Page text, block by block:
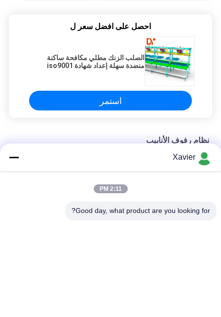
احصل على افضل سعر ل
الصلب الزنك مطلي مكافحة ساكنة
منضدة سهلة إعداد شهادة iso9001
استمر
نظام رفوف الأنابيب
مقعد عمل متحرك مقسم مستدير للمنتجات الرخوة وطاولة العمل
Xavier
2:11 PM
Good day, what product are you looking for?